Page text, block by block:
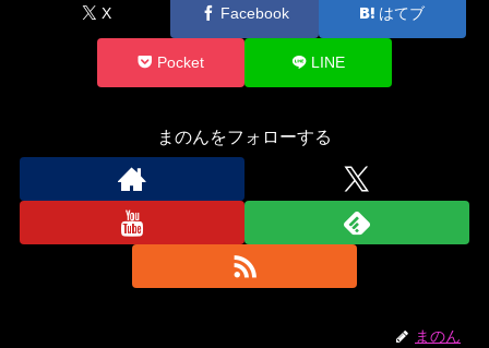
X Facebook はてブ
Pocket LINE
まのんをフォローする
まのん